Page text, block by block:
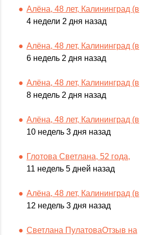
Алёна, 48 лет, Калининград (в
4 недели 2 дня назад
Алёна, 48 лет, Калининград (в
6 недель 2 дня назад
Алёна, 48 лет, Калининград (в
8 недель 2 дня назад
Алёна, 48 лет, Калининград (в
10 недель 3 дня назад
Глотова Светлана, 52 года,
11 недель 5 дней назад
Алёна, 48 лет, Калининград (в
12 недель 3 дня назад
Светлана ПулатоваОтзыв на